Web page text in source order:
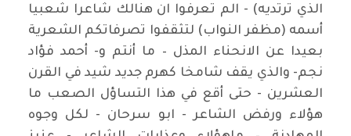
الذي ترتديه) - الم تعرفوا ان هنالك شاعرا شعبيا
أسمه (مظفر النواب) لتثقفوا تصرفاتكم الشعرية
بعيدا عن الانحناء المذل – ما أنتم و- أحمد فؤاد
نجم- والذي يقف شامخا كهرم جديد شيد في القرن
العشرين - حتى أقع في هذا التساؤل الصعب ما
هؤلاء ورفض الشاعر - ابو سرحان - لكل وجوه